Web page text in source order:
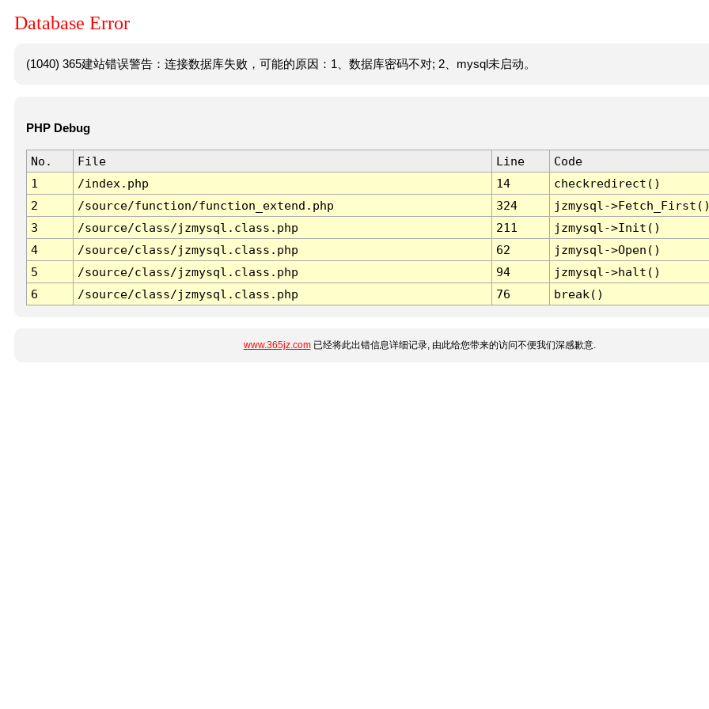
Database Error
(1040) 365建站错误警告：连接数据库失败，可能的原因：1、数据库密码不对; 2、mysql未启动。
PHP Debug
No. File Line
Code
1
/index.php 14
checkredirect()
2
/source/function/function_extend.php 324
jzmysql-
3
/source/class/jzmysql.class.php 211
jzmysql->Init()
4
/source/class/jzmysql.class.php 62
jzmysql->Open()
5
/source/class/jzmysql.class.php 94
jzmysql->halt()
6
/source/class/jzmysql.class.php 76 break()
www.365jz.com已经将此出错信息详细记录, 由此给您带来的访问不便我们深感歉意.